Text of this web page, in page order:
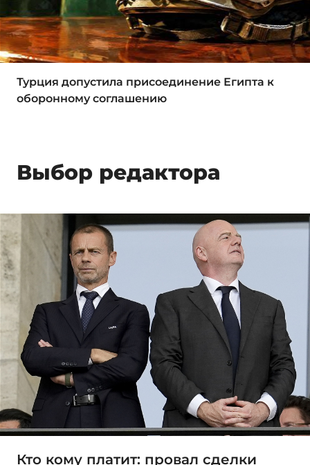
Турция допустила присоединение Египта к
оборонному соглашению
Выбор редактора
Кто кому платит: провал сделки